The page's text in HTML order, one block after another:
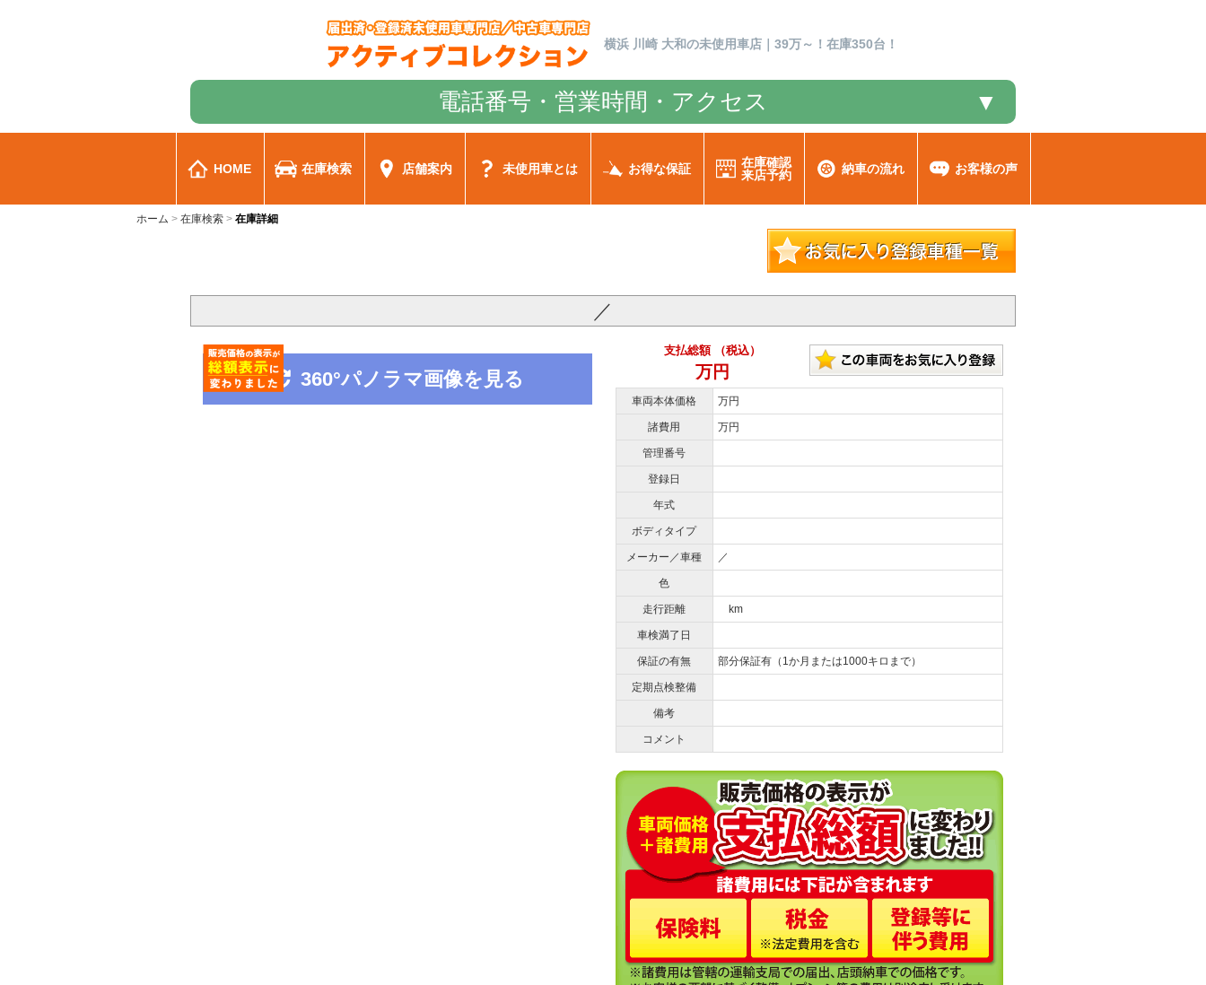
横浜 川崎 大和の未使用車店｜39万～！在庫350台！
電話番号・営業時間・アクセス ▼
HOME 在庫検索 店舗案内 未使用車とは お得な保証
在庫確認
来店予約
納車の流れ お客様の声
ホーム 在庫検索 在庫詳細
／
360°パノラマ画像を見る
支払総額 （税込）
万円
車両本体価格 万円
諸費用 万円
管理番号
登録日
年式
ボディタイプ
メーカー／車種 ／
色
走行距離 km
車検満了日
保証の有無 部分保証有（1か月または1000キロまで）
定期点検整備
備考
コメント